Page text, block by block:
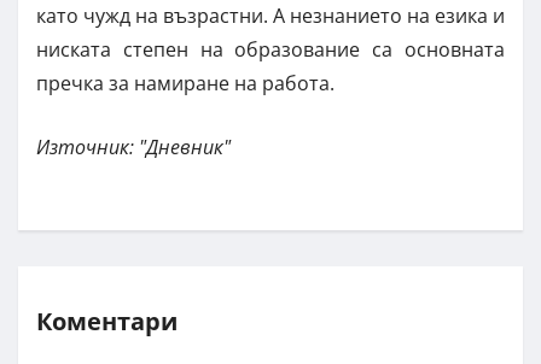
като чужд на възрастни. А незнанието на езика и
ниската степен на образование са основната
пречка за намиране на работа.
Източник: "Дневник"
Коментари